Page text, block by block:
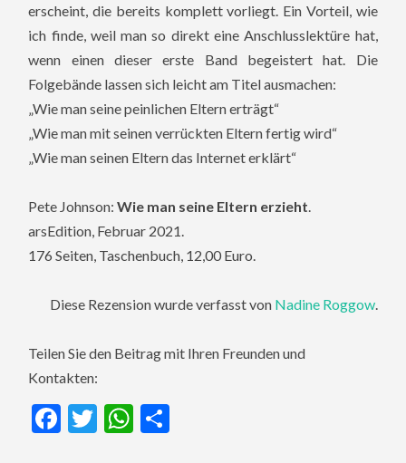
erscheint, die bereits komplett vorliegt. Ein Vorteil, wie
ich finde, weil man so direkt eine Anschlusslektüre hat,
wenn einen dieser erste Band begeistert hat. Die
Folgebände lassen sich leicht am Titel ausmachen:
„Wie man seine peinlichen Eltern erträgt“
„Wie man mit seinen verrückten Eltern fertig wird“
„Wie man seinen Eltern das Internet erklärt“
Pete Johnson:Wie man seine Eltern erzieht.
arsEdition, Februar 2021.
176 Seiten, Taschenbuch, 12,00 Euro.
Diese Rezension wurde verfasst von Nadine Roggow.
Teilen Sie den Beitrag mit Ihren Freunden und
Kontakten:
Facebook
TwitterWhatsApp